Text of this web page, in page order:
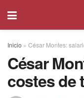
Inicio » César Montes:
César
costes de